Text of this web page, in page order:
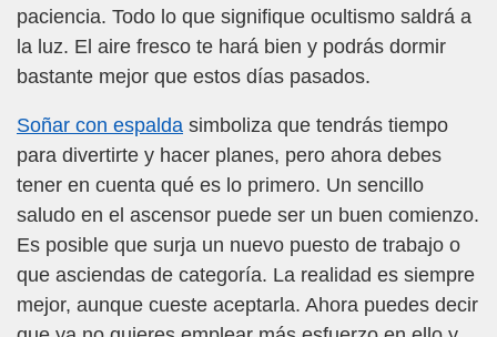
paciencia. Todo lo que signifique ocultismo saldrá a
la luz. El aire fresco te hará bien y podrás dormir
bastante mejor que estos días pasados.
Soñar con espalda simboliza que tendrás tiempo
para divertirte y hacer planes, pero ahora debes
tener en cuenta qué es lo primero. Un sencillo
saludo en el ascensor puede ser un buen comienzo.
Es posible que surja un nuevo puesto de trabajo o
que asciendas de categoría. La realidad es siempre
mejor, aunque cueste aceptarla. Ahora puedes decir